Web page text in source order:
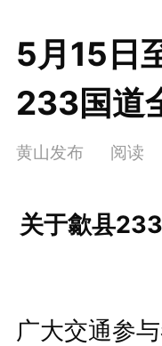
5月15日
233国道
黄山发布 阅读
关于歙县
广大交通参与